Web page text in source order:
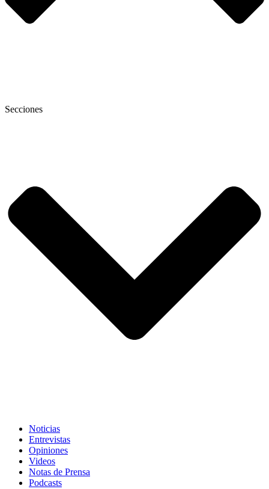
Secciones
Noticias
Entrevistas
Opiniones
Videos
Notas de Prensa
Podcasts